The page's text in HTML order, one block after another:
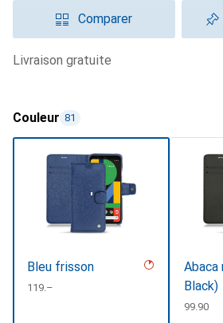
Comparer
livraison gratuite
Couleur 81
Bleu frisson
CHF
119.–
Abaca
Black)
CHF
99.90